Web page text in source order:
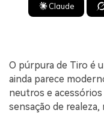
Claude
O púrpura de Tiro é
ainda parece
neutros e
sensação de